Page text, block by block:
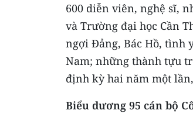
600 diễn viên, nghệ sĩ,
và Trường đại học Cần
ngợi Đảng, Bác Hồ, tình
Nam; những thành tựu
định kỳ hai năm một
Biểu dương 95 cán bộ